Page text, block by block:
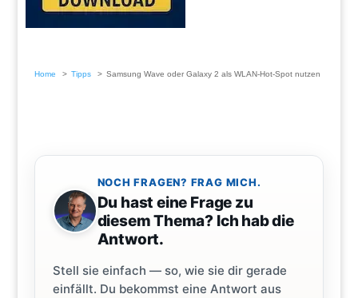
Home Tipps Samsung Wave oder Galaxy 2 als WLAN-Hot-Spot nutzen
NOCH FRAGEN? FRAG MICH.
Du hast eine Frage zu
diesem Thema? Ich hab die
Antwort.
Stell sie einfach — so, wie sie dir gerade
einfällt. Du bekommst eine Antwort aus